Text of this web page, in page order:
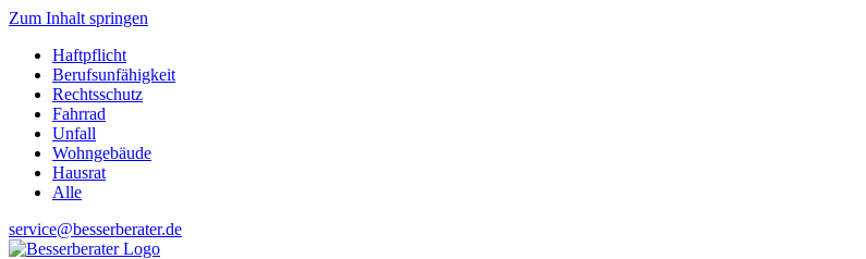
Zum Inhalt springen
Haftpflicht
Berufsunfähigkeit
Rechtsschutz
Fahrrad
Unfall
Wohngebäude
Hausrat
Alle
service@besserberater.de